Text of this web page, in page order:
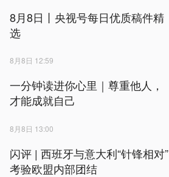
8月8日丨央视号每日优质稿件精
选
8月8日 12:59
一分钟读进你心里｜尊重他人，
才能成就自己
8月8日 13:00
闪评 | 西班牙与意大利“针锋相对”
考验欧盟内部团结